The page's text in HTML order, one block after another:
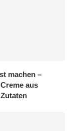
machen –
aus